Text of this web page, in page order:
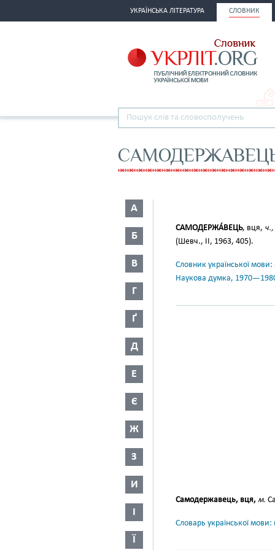
УКРАЇНСЬКА ЛІТЕРАТУРА СЛОВНИК
А
Б
В
Г
Ґ
Д
Е
Є
Ж
З
И
І
Ї
САМОДЕРЖА́ВЕЦЬ, вця, ч.,
(Шевч., II, 1963, 405).
Словник української
Наукова думка,
Самодержавець, вця, м.
Словарь української